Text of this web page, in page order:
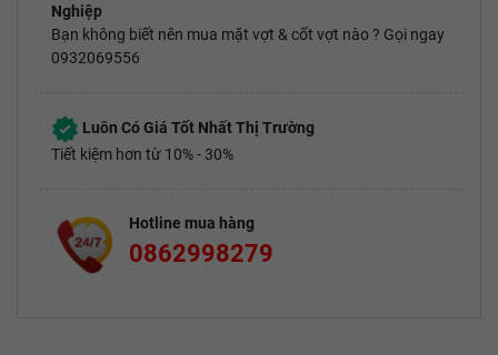
Nghiệp
Bạn không biết nên mua mặt vợt & cốt vợt nào ? Gọi ngay
0932069556
Luôn Có Giá Tốt Nhất Thị Trường
Tiết kiệm hơn từ 10% - 30%
Hotline mua hàng
0862998279